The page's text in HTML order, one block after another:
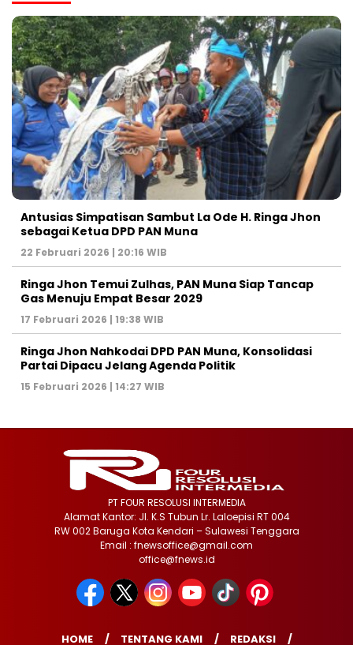
Antusias Simpatisan Sambut La Ode H. Ringa Jhon
sebagai Ketua DPD PAN Muna
22 Februari 2026 | 20:16 WIB
Ringa Jhon Temui Zulhas, PAN Muna Siap Tancap
Gas Menuju Empat Besar 2029
17 Februari 2026 | 19:38 WIB
Ringa Jhon Nahkodai DPD PAN Muna, Konsolidasi
Partai Dipacu Jelang Agenda Politik
15 Februari 2026 | 14:27 WIB
PT FOUR RESOLUSI INTERMEDIA
Alamat Kantor: Jl. K.S Tubun Lr. Laloepisi RT 004
RW 002 Baruga Kota Kendari – Sulawesi Tenggara
Email : fnewsoffice@gmail.com
office@fnews.id
HOME TENTANG KAMI REDAKSI